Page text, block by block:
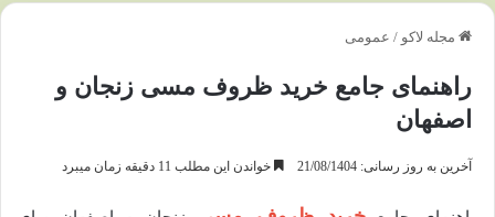
مجله لاکو / عمومی
راهنمای جامع خرید ظروف مسی زنجان و
اصفهان
آخرین به روز رسانی: 21/08/1404 خواندن این مطلب 11 دقیقه زمان میبرد